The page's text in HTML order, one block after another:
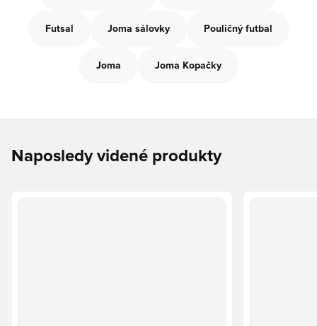
Futsal Joma sálovky Pouličný futbal
Joma Joma Kopačky
Naposledy videné produkty